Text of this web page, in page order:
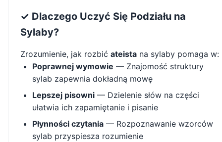
✓ Dlaczego Uczyć Się Podziału na
Sylaby?
Zrozumienie, jak rozbić ateista na sylaby pomaga w:
Poprawnej wymowie — Znajomość struktury
sylab zapewnia dokładną mowę
Lepszej pisowni — Dzielenie słów na części
ułatwia ich zapamiętanie i pisanie
Płynności czytania — Rozpoznawanie wzorców
sylab przyspiesza rozumienie